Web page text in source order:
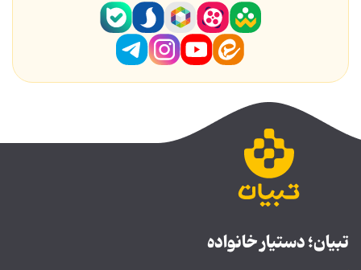
تبیان؛ دستیار خانواده